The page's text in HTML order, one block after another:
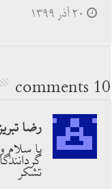
۲۰ آذر ۱۳۹۹
10 comments
رضا
با سلام
تشکر